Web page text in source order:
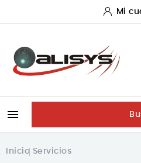
Mi

Inicio Servicios